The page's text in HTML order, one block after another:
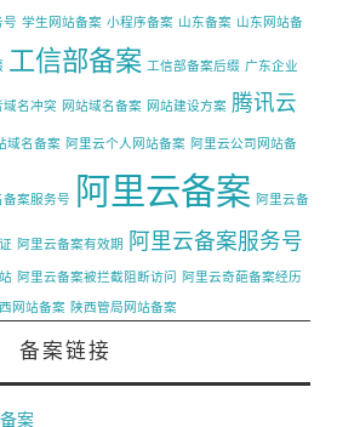
号 学生网站备案 小程序备案 山东备案 山东网站备
工信部备案 工信部备案后缀 广东企业
域名冲突 网站域名备案 网站建设方案 腾讯云
域名备案 阿里云个人网站备案 阿里云公司网站备
案服务号 阿里云备案 阿里云备
阿里云备案有效期 阿里云备案服务号
阿里云备案被拦截阻断访问 阿里云奇葩备案经历
网站备案 陕西管局网站备案
备案链接
案